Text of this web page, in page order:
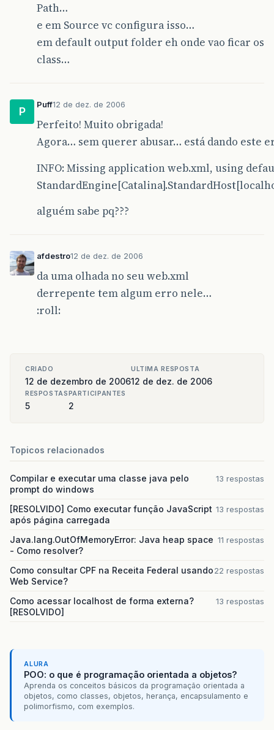
Path…
e em Source vc configura isso…
em default output folder eh onde vao ficar os
class…
P
Puff12 de dez. de 2006
Perfeito! Muito obrigada!
Agora… sem querer abusar… está dando este
INFO: Missing application web.xml, using
alguém sabe pq???
afdestro12 de dez. de 2006
da uma olhada no seu web.xml
derrepente tem algum erro nele…
:roll:
CRIADO
12 de dezembro de 2006
ULTIMA RESPOSTA
12 de dez. de 2006
RESPOSTAS
5
PARTICIPANTES
2
Topicos relacionados
Compilar e executar uma classe java pelo
prompt do windows
13 respostas
[RESOLVIDO] Como executar função JavaScript
após página carregada
13 respostas
Java.lang.OutOfMemoryError: Java heap space
- Como resolver?
11 respostas
Como consultar CPF na Receita Federal usando
Web Service?
22 respostas
Como acessar localhost de forma externa?
[RESOLVIDO]
13 respostas
ALURA
POO: o que é programação orientada a objetos?
Aprenda os conceitos básicos da programação orientada a
objetos, como classes, objetos, herança, encapsulamento e
polimorfismo, com exemplos.